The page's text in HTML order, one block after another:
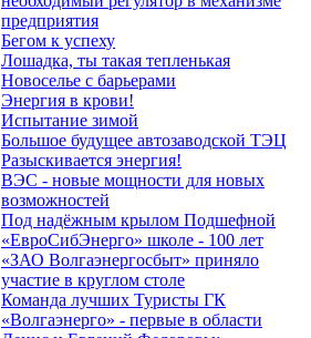
предприятия
Бегом к успеху
Лошадка, ты такая тепленькая
Новоселье с барьерами
Энергия в крови!
Испытание зимой
Большое будущее автозаводской ТЭЦ
Разыскивается энергия!
ВЭС - новые мощности для новых
возможностей
Под надёжным крылом Подшефной
«ЕвроСибЭнерго» школе - 100 лет
«ЗАО Волгаэнергосбыт» приняло
участие в круглом столе
Команда лучших Туристы ГК
«Волгаэнерго» - первые в области